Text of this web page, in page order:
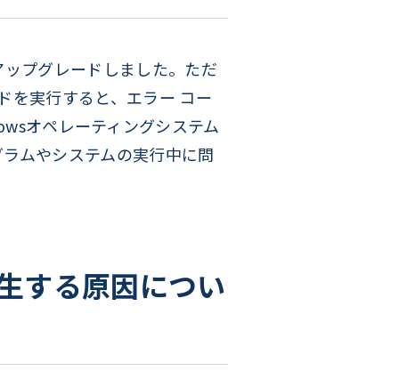
プグレードしました。ただ
を実行すると、エラー コー
オペレーティングシステム
ムやシステムの実行中に問
する原因につい